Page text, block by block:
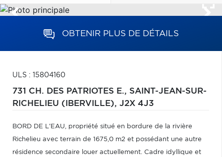
OBTENIR PLUS DE DÉTAILS
ULS : 15804160
731 CH. DES PATRIOTES E., SAINT-JEAN-SUR-
RICHELIEU (IBERVILLE), J2X 4J3
BORD DE L'EAU, propriété situé en bordure de la rivière
Richelieu avec terrain de 1675,0 m2 et possédant une autre
résidence secondaire louer actuellement. Cadre idyllique et